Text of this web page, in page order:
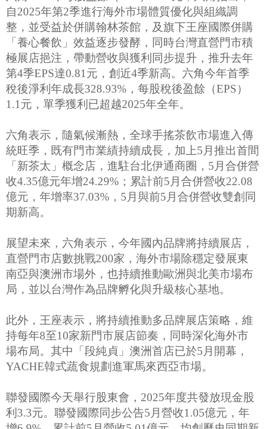
自2025年第2季進行海外市場體質優化與組織調
整，並受益於併購翰林茶館，及旗下王座國際併購
「養心餐飲」效益逐步發酵，同時台灣直營門市積
極展店挹注，帶動營收與獲利同步提升，推升去年
第4季EPS達0.81元，創近4季新高。六角今年首季
稅後淨利年成長328.93%，每股稅後盈餘（EPS）
1.1元，單季獲利已超越2025年全年。
六角表示，隨氣候漸熱，全球手搖茶飲市場進入傳
統旺季，既有門市業績持續成長，加上5月推出首間
「新茶太」概念店，進駐台北伊通商圈，5月合併營
收4.35億元年增24.29%；累計前5月合併營收22.08
億元，年增率37.03%，5月與前5月合併營收雙創同
期新高。
展望未來，六角表示，今年國內品牌將持續展店，
直營門市店數挑戰200家，海外市場除穩定發展東
南亞與澳洲市場外，也持續推動歐洲與北美市場布
局，並以台灣作為品牌孵化與升級核心基地。
此外，王座表示，將持續推動多品牌展店策略，維
持每年8至10家新門市展店節奏，同時深化海外市
場布局。其中「段純貞」澳洲首店已於5月開幕，
YACHE韓式蔬食規劃進軍馬來西亞市場。
聯發國際今天舉行股東會，2025年度共發放現金股
利3.3元。聯發國際同步公告5月營收1.05億元，年